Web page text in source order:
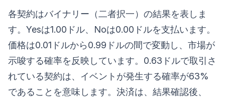
各契約はバイナリー（二者択一）の結果を表しま
す。Yesは1.00ドル、Noは0.00ドルを支払います。
価格は0.01ドルから0.99ドルの間で変動し、市場が
示唆する確率を反映しています。0.63ドルで取引さ
れている契約は、イベントが発生する確率が63%
であることを意味します。決済は、結果確認後、